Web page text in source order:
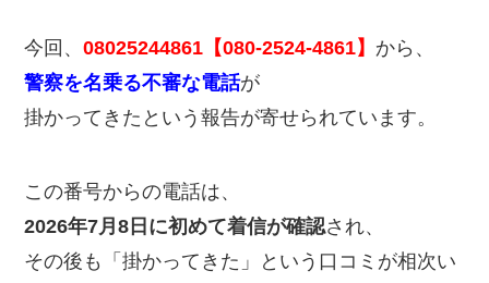
今回、08025244861【080-2524-4861】 から、
警察を名乗る不審な電話が
掛かってきたという報告が寄せられています。
この番号からの電話は、
2026年7月8日に初めて着信が確認され、
その後も「掛かってきた」という口コミが相次い